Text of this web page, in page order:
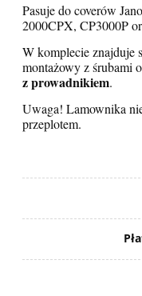
Pasuje do coverów
2000CPX, CP3000P
W komplecie znajduje
montażowy z śrubami
z prowadnikiem.
Uwaga! Lamownika
przeplotem.